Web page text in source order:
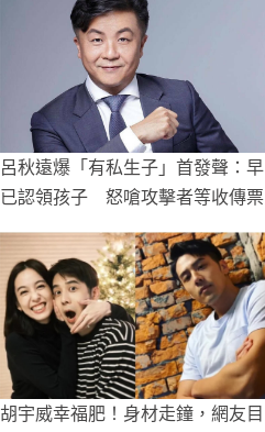
呂秋遠爆「有私生子」首發聲：早
已認領孩子 怒嗆攻擊者等收傳票
胡宇威幸福肥！身材走鐘，網友目